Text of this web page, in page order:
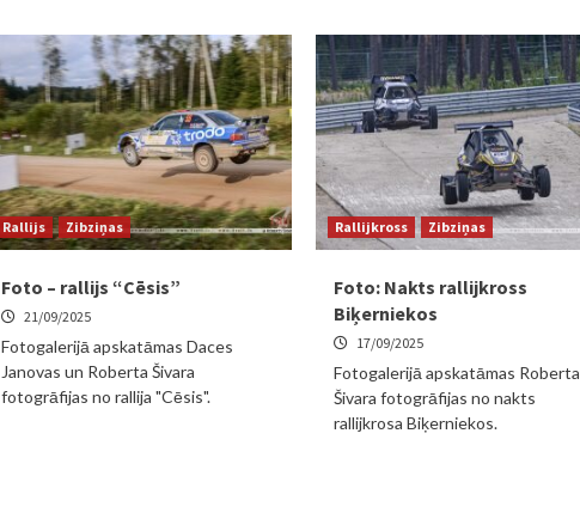
Rallijs Zibziņas
Foto – rallijs “Cēsis”
21/09/2025
Fotogalerijā apskatāmas Daces
Janovas un Roberta Šivara
fotogrāfijas no rallija "Cēsis".
Rallijkross Zibziņas
Foto: Nakts rallijkross
Biķerniekos
17/09/2025
Fotogalerijā apskatāmas Roberta
Šivara fotogrāfijas no nakts
rallijkrosa Biķerniekos.